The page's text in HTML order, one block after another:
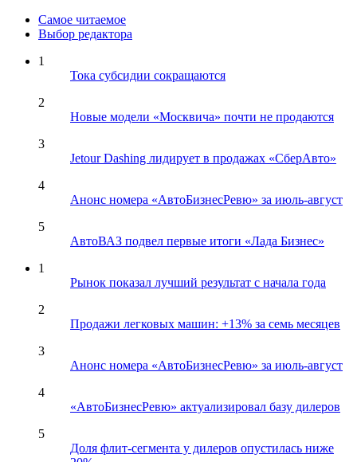
Самое читаемое
Выбор редактора
1
Тока субсидии сокращаются
2
Новые модели «Москвича» почти не продаются
3
Jetour Dashing лидирует в продажах «СберАвто»
4
Анонс номера «АвтоБизнесРевю» за июль-август
5
АвтоВАЗ подвел первые итоги «Лада Бизнес»
1
Рынок показал лучший результат с начала года
2
Продажи легковых машин: +13% за семь месяцев
3
Анонс номера «АвтоБизнесРевю» за июль-август
4
«АвтоБизнесРевю» актуализировал базу дилеров
5
Доля флит-сегмента у дилеров опустилась ниже